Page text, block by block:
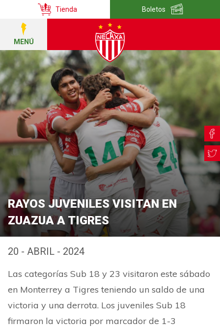
Tienda Boletos
MENÚ
RAYOS JUVENILES VISITAN EN
ZUAZUA A TIGRES
20 - ABRIL - 2024
Las categorías Sub 18 y 23 visitaron este sábado
en Monterrey a Tigres teniendo un saldo de una
victoria y una derrota. Los juveniles Sub 18
firmaron la victoria por marcador de 1-3